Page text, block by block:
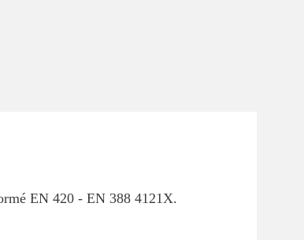
EN 420 - EN 388 4121X.